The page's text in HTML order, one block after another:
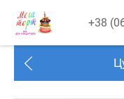
+38